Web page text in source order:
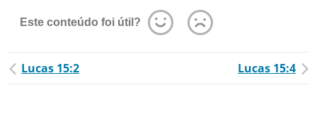
Este conteúdo foi útil?
Lucas 15:2 Lucas 15:4